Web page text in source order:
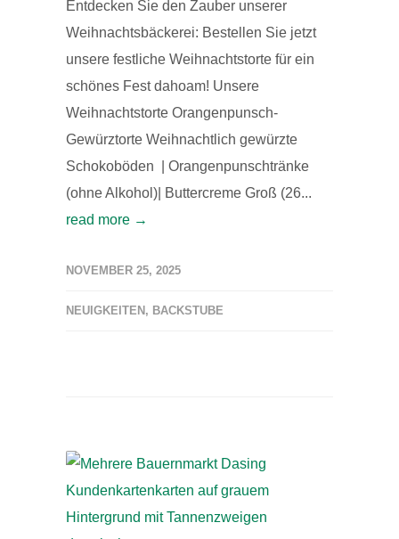
Entdecken Sie den Zauber unserer
Weihnachtsbäckerei: Bestellen Sie jetzt
unsere festliche Weihnachtstorte für ein
schönes Fest dahoam! Unsere
Weihnachtstorte Orangenpunsch-
Gewürztorte Weihnachtlich gewürzte
Schokoböden | Orangenpunschtränke
(ohne Alkohol)| Buttercreme Groß (26...
read more →
NOVEMBER 25, 2025
NEUIGKEITEN , BACKSTUBE